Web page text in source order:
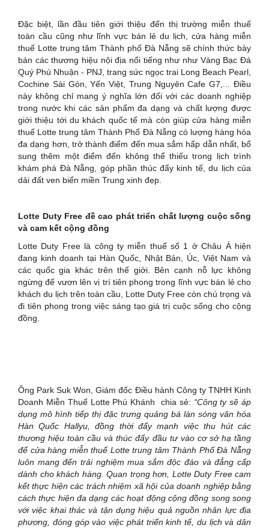
Đặc biệt, lần đầu tiên giới thiệu đến thị trường miễn thuế
toàn cầu cũng như lĩnh vực bán lẻ du lịch, cửa hàng miễn
thuế Lotte trung tâm Thành phố Đà Nẵng sẽ chính thức bày
bán các thương hiệu nội địa nổi tiếng như như Vàng Bạc Đá
Quý Phú Nhuận - PNJ, trang sức ngọc trai Long Beach Pearl,
Cochine Sài Gòn, Yến Việt, Trung Nguyên Cafe G7,... Điều
này không chỉ mang ý nghĩa lớn đối với các doanh nghiệp
trong nước khi các sản phẩm đa dạng và chất lượng được
giới thiệu tới du khách quốc tế mà còn giúp cửa hàng miễn
thuế Lotte trung tâm Thành Phố Đà Nẵng có lượng hàng hóa
đa dạng hơn, trở thành điểm đến mua sắm hấp dẫn nhất, bổ
sung thêm một điểm đến không thể thiếu trong lịch trình
khám phá Đà Nẵng, góp phần thúc đẩy kinh tế, du lịch của
dải đất ven biển miền Trung xinh đẹp.
Lotte Duty Free đề cao phát triển chất lượng cuộc sống
và cam kết cộng đồng
Lotte Duty Free là công ty miễn thuế số 1 ở Châu Á hiện
đang kinh doanh tại Hàn Quốc, Nhật Bản, Úc, Việt Nam và
các quốc gia khác trên thế giới. Bên cạnh nỗ lực không
ngừng để vươn lên vị trí tiên phong trong lĩnh vực bán lẻ cho
khách du lịch trên toàn cầu, Lotte Duty Free còn chú trọng và
đi tiên phong trong việc sáng tạo giá trị cuộc sống cho cộng
đồng.
Ông Park Suk Won, Giám đốc Điều hành Công ty TNHH Kinh
Doanh Miễn Thuế Lotte Phú Khánh
chia sẻ: “Công ty sẽ áp
dụng mô hình tiếp thị đặc trưng quảng bá làn sóng văn hóa
Hàn Quốc Hallyu, đồng thời đẩy mạnh việc thu hút các
thương hiệu toàn cầu và thúc đẩy đầu tư vào cơ sở hạ tầng
để cửa hàng miễn thuế Lotte trung tâm Thành Phố Đà Nẵng
luôn mang đến trải nghiệm mua sắm độc đáo và đẳng cấp
dành cho khách hàng. Quan trọng hơn, Lotte Duty Free cam
kết thực hiện các trách nhiệm xã hội của doanh nghiệp bằng
cách thực hiện đa dạng các hoạt động cộng đồng song song
với việc khai thác và tận dụng hiệu quả nguồn nhân lực địa
phương, đóng góp vào việc phát triển kinh tế, du lịch và dân